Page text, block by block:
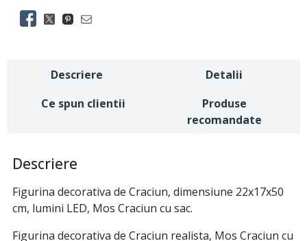
Descriere
Detalii
Ce spun clientii
Produse
recomandate
Descriere
Figurina decorativa de Craciun, dimensiune 22x17x50
cm, lumini LED, Mos Craciun cu sac.
Figurina decorativa de Craciun realista, Mos Craciun cu